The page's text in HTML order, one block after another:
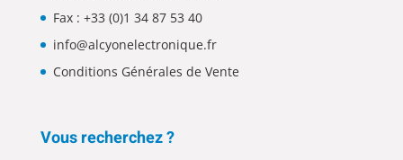
Fax : +33 (0)1 34 87 53 40
info@alcyonelectronique.fr
Conditions Générales de Vente
Vous recherchez ?